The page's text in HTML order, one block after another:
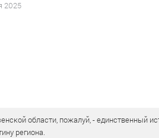
2025
области, пожалуй, - единственный
региона.